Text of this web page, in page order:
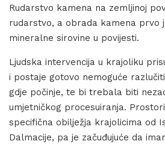
Rudarstvo kamena na zemljinoj
rudarstvo, a obrada kamena prvo
mineralne sirovine u povijesti.
Ljudska intervencija u krajoliku
i postaje gotovo nemoguće
gdje počinje, te bi trebala biti
umjetničkog procesuiranja.
specifična obilježja krajolicima od
Dalmacije, pa je začuđujuće da